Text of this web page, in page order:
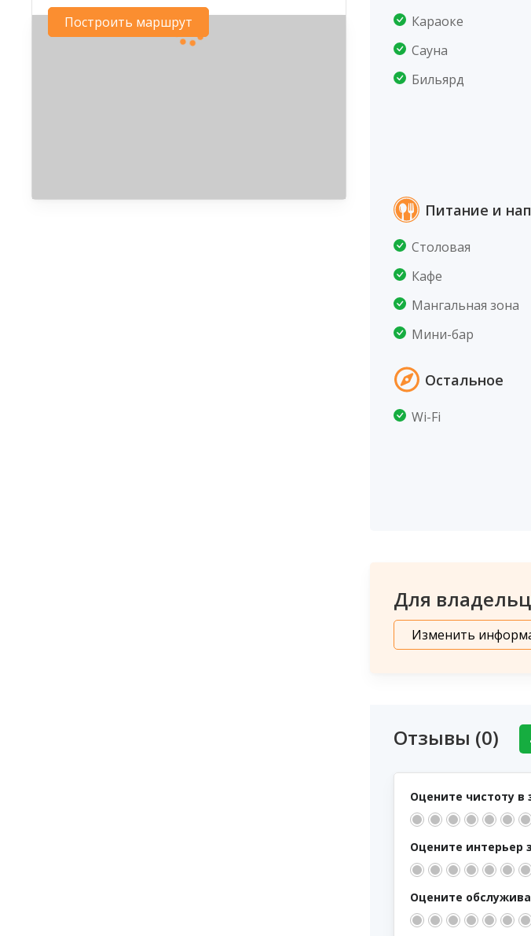
Построить маршрут
Караоке
Сауна
Бильярд
Питание и
Столовая
Кафе
Мангальная зона
Мини-бар
Остальное
Wi-Fi
Для
Изменить
Отзывы (0)
Оцените чистоту в
Оцените интерьер
Оцените